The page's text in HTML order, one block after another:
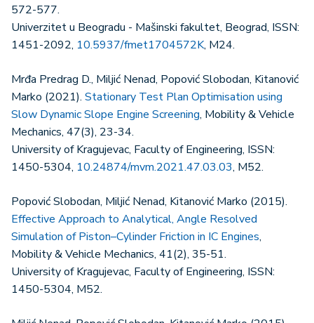
572-577.
Univerzitet u Beogradu - Mašinski fakultet, Beograd, ISSN:
1451-2092, 10.5937/fmet1704572K, M24.
Mrđa Predrag D., Miljić Nenad, Popović Slobodan, Kitanović
Marko (2021). Stationary Test Plan Optimisation using
Slow Dynamic Slope Engine Screening, Mobility & Vehicle
Mechanics, 47(3), 23-34.
University of Kragujevac, Faculty of Engineering, ISSN:
1450-5304, 10.24874/mvm.2021.47.03.03, M52.
Popović Slobodan, Miljić Nenad, Kitanović Marko (2015).
Effective Approach to Analytical, Angle Resolved
Simulation of Piston–Cylinder Friction in IC Engines,
Mobility & Vehicle Mechanics, 41(2), 35-51.
University of Kragujevac, Faculty of Engineering, ISSN:
1450-5304, M52.